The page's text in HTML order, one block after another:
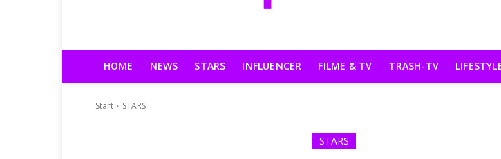
HOME NEWS STARS INFLUENCER FILME & TV TRASH-TV
Start STARS
STARS